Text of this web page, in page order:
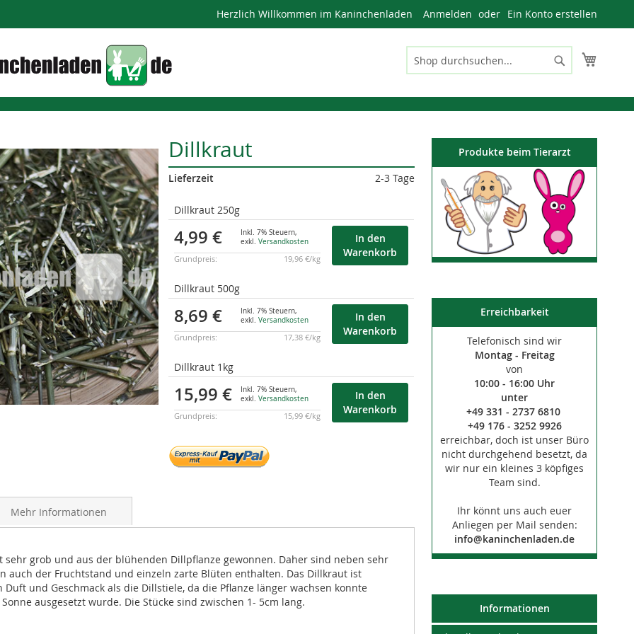
Herzlich Willkommen im Kaninchenladen Anmelden Ein Konto erstellen
Suche
Suche
Dillkraut
Lieferzeit
2-3 Tage
Produkte
Artikel
Dillkraut 250g
4,99 € Inkl. 7% Steuern,
exkl. Versandkosten
Grundpreis: 19,96 €/kg
In den
Warenkorb
Dillkraut 500g
8,69 € Inkl. 7% Steuern,
exkl. Versandkosten
Grundpreis: 17,38 €/kg
In den
Warenkorb
Dillkraut 1kg
15,99 € Inkl. 7% Steuern,
exkl. Versandkosten
Grundpreis: 15,99 €/kg
In den
Warenkorb
sehr grob und aus der blühenden Dillpflanze gewonnen. Daher sind neben sehr
auch der Fruchtstand und einzeln zarte Blüten enthalten. Das Dillkraut ist
Duft und Geschmack als die Dillstiele, da die Pflanze länger wachsen konnte
ausgesetzt wurde. Die Stücke sind zwischen 1- 5cm lang.
Mehr Informationen
Produkte beim Tierarzt
Erreichbarkeit
Telefonisch sind wir
Montag - Freitag
von
10:00 - 16:00 Uhr
unter
+49 331 - 2737 6810
+49 176 - 3252 9926
erreichbar, doch ist unser Büro
nicht durchgehend besetzt, da
wir nur ein kleines 3 köpfiges
Team sind.
Ihr könnt uns auch euer
Anliegen per Mail senden:
info@kaninchenladen.de
Informationen